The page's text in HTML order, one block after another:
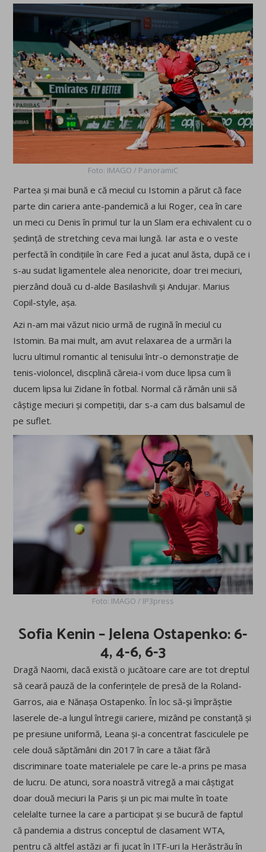
Foto: IMAGO / PanoramiC
Partea și mai bună e că meciul cu Istomin a părut că face
parte din cariera ante-pandemică a lui Roger, cea în care
un meci cu Denis în primul tur la un Slam era echivalent cu o
ședință de stretching ceva mai lungă. Iar asta e o veste
perfectă în condițiile în care Fed a jucat anul ăsta, după ce i
s-au sudat ligamentele alea nenoricite, doar trei meciuri,
pierzând două cu d-alde Basilashvili și Andujar. Marius
Copil-style, așa.
Azi n-am mai văzut nicio urmă de rugină în meciul cu
Istomin. Ba mai mult, am avut relaxarea de a urmări la
lucru ultimul romantic al tenisului într-o demonstrație de
tenis-violoncel, discplină căreia-i vom duce lipsa cum îi
ducem lipsa lui Zidane în fotbal. Normal că rămân unii să
câștige meciuri și competiții, dar s-a cam dus balsamul de
pe suflet.
Foto: IMAGO / IP3press
Sofia Kenin – Jelena Ostapenko: 6-
4, 4-6, 6-3
Dragă Naomi, dacă există o jucătoare care are tot dreptul
să ceară pauză de la conferințele de presă de la Roland-
Garros, aia e Nănașa Ostapenko. În loc să-și împrăștie
laserele de-a lungul întregii cariere, mizând pe constanță și
pe presiune uniformă, Leana și-a concentrat fasciculele pe
cele două săptămâni din 2017 în care a tăiat fără
discriminare toate materialele pe care le-a prins pe masa
de lucru. De atunci, sora noastră vitregă a mai câștigat
doar două meciuri la Paris și un pic mai multe în toate
celelalte turnee la care a participat și se bucură de faptul
că pandemia a distrus conceptul de clasament WTA,
pentru că altfel astăzi ar fi jucat în ITF-uri la Herăstrău în